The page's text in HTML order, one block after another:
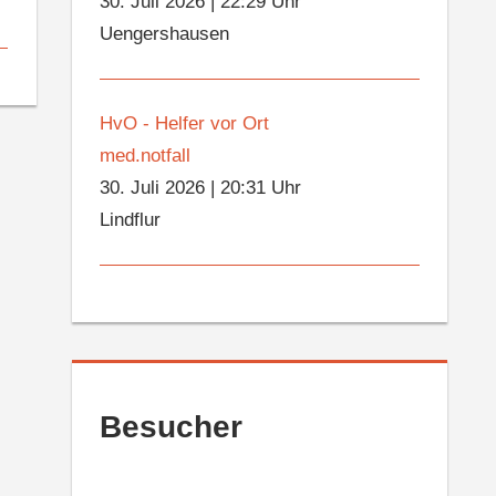
Uengershausen
HvO - Helfer vor Ort
med.notfall
30. Juli 2026 |20:31 Uhr
Lindflur
Besucher